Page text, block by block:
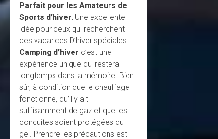
Parfait pour les Amateurs de
Sports d’hiver. Une excellente
idée pour ceux qui recherchent
des vacances D’hiver spéciales.
Camping d’hiver c’est une
expérience unique qui restera
longtemps dans la mémoire. Bien
sûr, à condition que le chauffage
fonctionne, qu’il y ait
suffisamment de gaz et que les
conduites soient protégées du
gel. Prendre les précautions est